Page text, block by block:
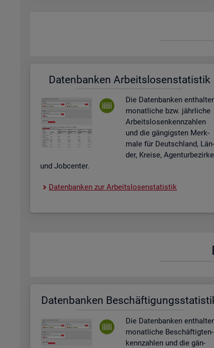
Da­ten­ban­ken Ar­beits­lo­sen­sta­tis­tik
Die Da­ten­ban­ken
mo­nat­li­che bzw. jähr­li­che
Ar­beits­lo­sen­kenn­zah­len
und die gän­gigs­ten Merk­
ma­le für Deutsch­land, Län­
der, Krei­se, Agen­tur­be­zir­ke
und Job­cen­ter.
Da­ten­ban­ken zur Ar­beits­lo­sen­sta­tis­tik
Da­ten­ban­ken
Die Da­ten­ban­ken
mo­nat­li­che Be­schäf­tig­ten­
kenn­zah­len und die gän­